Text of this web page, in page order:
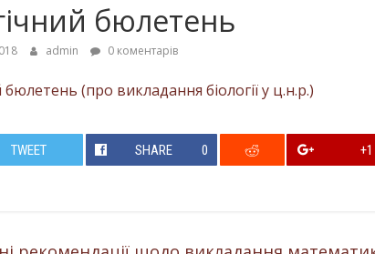
бюлетень
admin 0 коментарів
бюлетень (про викладання біології у ц.н.р.)
TWEET SHARE 0 +1